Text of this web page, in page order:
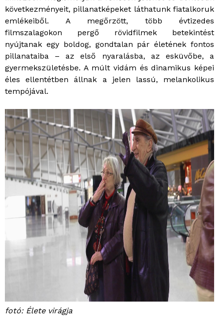
következményeit, pillanatképeket láthatunk fiatalkoruk
emlékeiből. A megőrzött, több évtizedes
filmszalagokon pergő rövidfilmek betekintést
nyújtanak egy boldog, gondtalan pár életének fontos
pillanataiba – az első nyaralásba, az esküvőbe, a
gyermekszületésbe. A múlt vidám és dinamikus képei
éles ellentétben állnak a jelen lassú, melankolikus
tempójával.
fotó: Élete virágja